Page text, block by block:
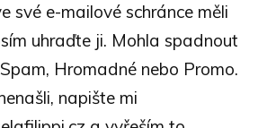
své e-mailové schránce měli
uhraďte ji. Mohla spadnout
Hromadné nebo Promo.
napište mi